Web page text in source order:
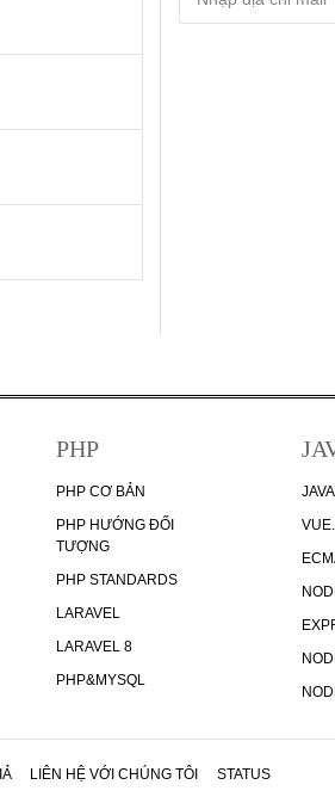
PHP
PHP CƠ BẢN
PHP HƯỚNG ĐỐI
TƯỢNG
PHP STANDARDS
LARAVEL
LARAVEL 8
PHP&MYSQL
LIÊN HỆ VỚI CHÚNG TÔI STATUS